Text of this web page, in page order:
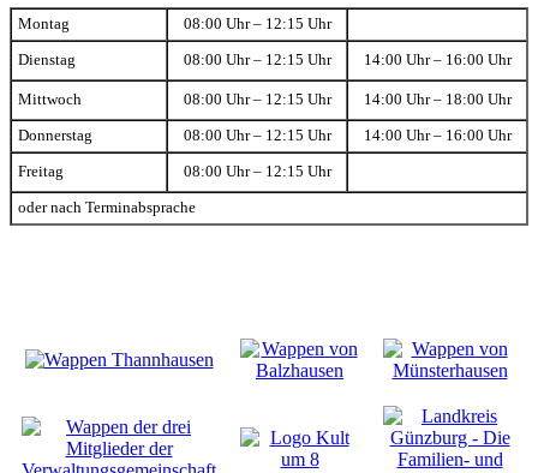
Montag 08:00 Uhr – 12:15 Uhr
Dienstag 08:00 Uhr – 12:15 Uhr 14:00 Uhr – 16:00 Uhr
Mittwoch 08:00 Uhr – 12:15 Uhr 14:00 Uhr – 18:00 Uhr
Donnerstag 08:00 Uhr – 12:15 Uhr 14:00 Uhr – 16:00 Uhr
Freitag 08:00 Uhr – 12:15 Uhr
oder nach Terminabsprache